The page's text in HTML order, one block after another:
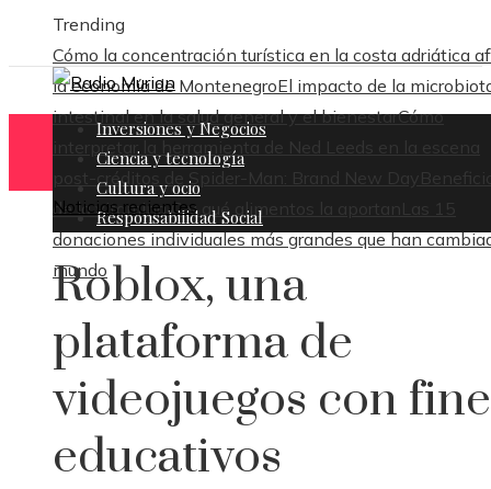
Trending
Cómo la concentración turística en la costa adriática
la economía de MontenegroEl impacto de la
intestinal en la salud general y el bienestarCómo
interpretar la herramienta de Ned Leeds en la escena
post-créditos de Spider-Man: Brand New Day
de la vitamina C y qué alimentos la aportan
Las 15
donaciones individuales más grandes que han
mundo
Inversiones y Negocios
Ciencia y tecnología
Cultura y ocio
Responsabilidad Social
Noticias recientes
Roblox, una
plataforma de
videojuegos con
educativos